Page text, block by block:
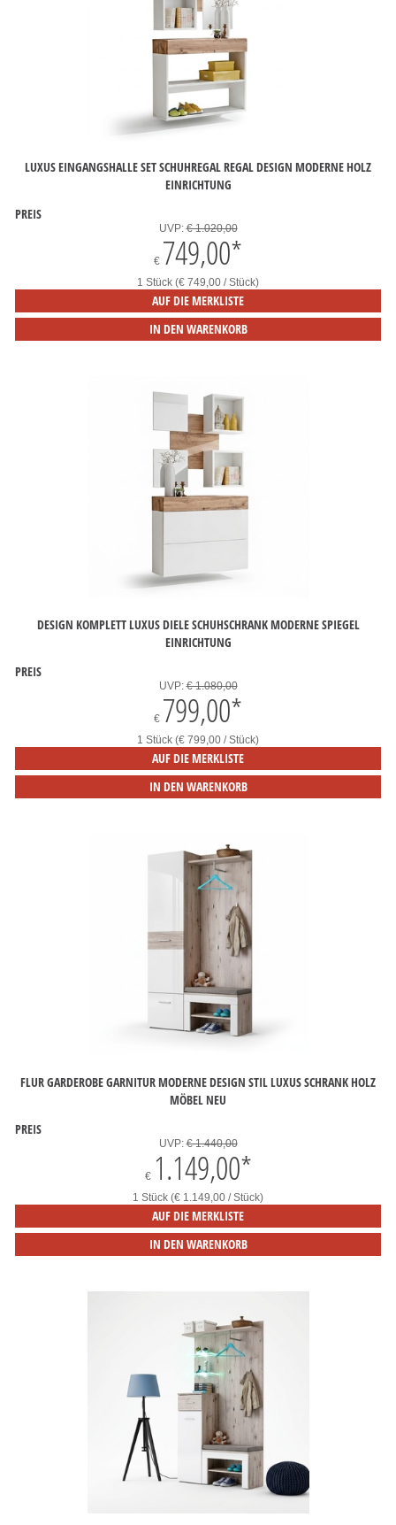
LUXUS EINGANGSHALLE SET SCHUHREGAL REGAL DESIGN MODERNE HOLZ
EINRICHTUNG
PREIS
UVP:€ 1.020,00
€ 749,00*
1 Stück (€ 749,00 / Stück)
AUF DIE MERKLISTE
IN DEN WARENKORB
DESIGN KOMPLETT LUXUS DIELE SCHUHSCHRANK MODERNE SPIEGEL
EINRICHTUNG
PREIS
UVP:€ 1.080,00
€ 799,00*
1 Stück (€ 799,00 / Stück)
AUF DIE MERKLISTE
IN DEN WARENKORB
FLUR GARDEROBE GARNITUR MODERNE DESIGN STIL LUXUS SCHRANK HOLZ
MÖBEL NEU
PREIS
UVP:€ 1.440,00
€ 1.149,00*
1 Stück (€ 1.149,00 / Stück)
AUF DIE MERKLISTE
IN DEN WARENKORB